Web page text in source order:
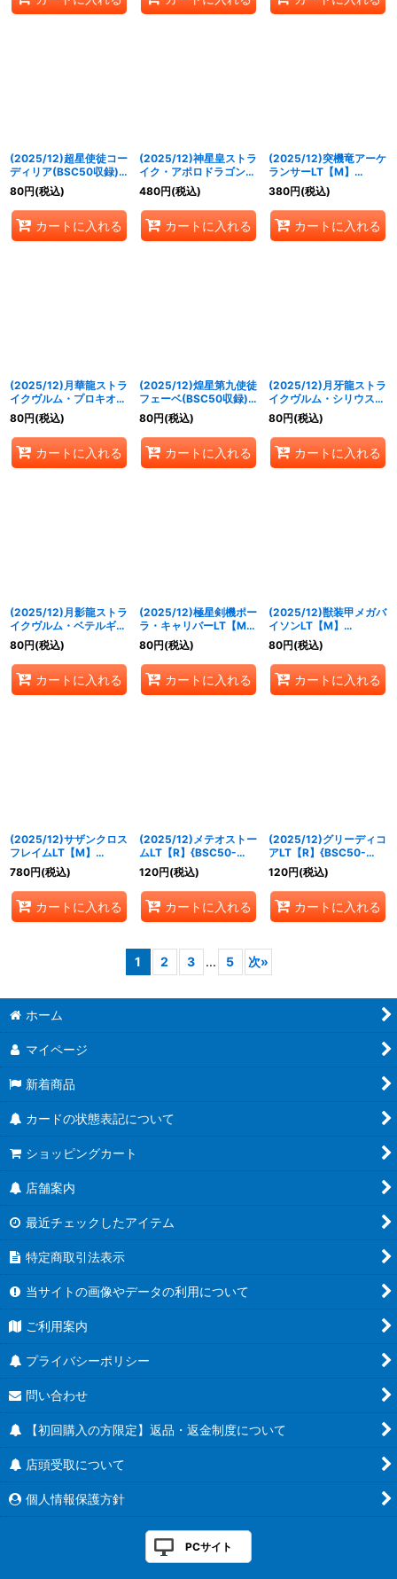
(2025/12)超星使徒コー
ディリア(BSC50収録)
【M】{SD51-004}
《赤》
80円(税込)
カートに入れる
(2025/12)神星皇ストラ
イク・アポロドラゴン
LT【M】{BSC50-005}
《多》
480円(税込)
カートに入れる
(2025/12)突機竜アーケ
ランサーLT【M】
{BSC50-019}《赤》
380円(税込)
カートに入れる
(2025/12)月華龍ストラ
イクヴルム・プロキオン
LT【M】{BSC50-018}
《黄》
80円(税込)
カートに入れる
(2025/12)煌星第九使徒
フェーベ(BSC50収録)
【M】{SD51-006}
《紫》
80円(税込)
カートに入れる
(2025/12)月牙龍ストラ
イクヴルム・シリウス
LT【M】{BSC50-009}
《緑》
80円(税込)
カートに入れる
(2025/12)月影龍ストラ
イクヴルム・ベテルギウ
スLT【M】{BSC50-
015}《白》
80円(税込)
カートに入れる
(2025/12)極星剣機ポー
ラ・キャリバーLT【M】
{BSC50-027}《白》
80円(税込)
カートに入れる
(2025/12)獣装甲メガバ
イソンLT【M】
{BSC50-025}《白》
80円(税込)
カートに入れる
(2025/12)サザンクロス
フレイムLT【M】
{BSC50-040}《赤》
780円(税込)
カートに入れる
(2025/12)メテオストー
ムLT【R】{BSC50-
038}《赤》
120円(税込)
カートに入れる
(2025/12)グリーディコ
アLT【R】{BSC50-
042}《紫》
120円(税込)
カートに入れる
1 2 3 ... 5 次»
ホーム
マイページ
新着商品
カードの状態表記について
ショッピングカート
店舗案内
最近チェックしたアイテム
特定商取引法表示
当サイトの画像やデータの利用について
ご利用案内
プライバシーポリシー
問い合わせ
【初回購入の方限定】返品・返金制度について
店頭受取について
個人情報保護方針
PCサイト